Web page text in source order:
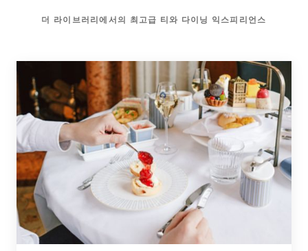
더 라이브러리에서의 최고급 티와 다이닝 익스피리언스